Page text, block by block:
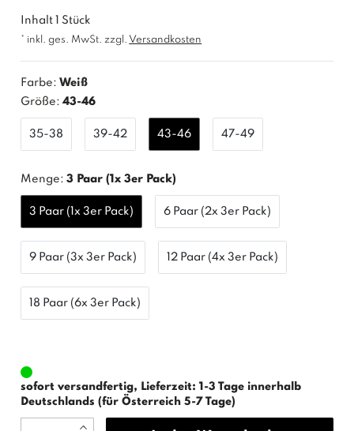
Inhalt1Stück
* inkl. ges. MwSt. zzgl. Versandkosten
Farbe:Weiß
Größe: 43-46
35-38 39-42 43-46 47-49
Menge: 3 Paar (1x 3er Pack)
3 Paar (1x 3er Pack) 6 Paar (2x 3er Pack)
9 Paar (3x 3er Pack) 12 Paar (4x 3er Pack)
18 Paar (6x 3er Pack)
sofort versandfertig, Lieferzeit: 1-3 Tage innerhalb
Deutschlands (für Österreich 5-7 Tage)